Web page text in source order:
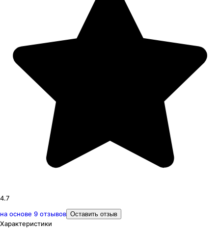
4.7
на основе 9 отзывов Оставить отзыв
Характеристики